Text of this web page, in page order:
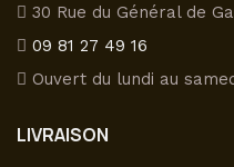
30 Rue du Général de
09 81 27 49 16
Ouvert du lundi au
LIVRAISON